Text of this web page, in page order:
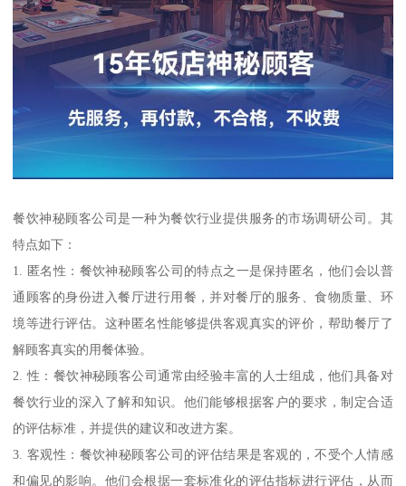
餐饮神秘顾客公司是一种为餐饮行业提供服务的市场调研公司。其
特点如下：
1. 匿名性：餐饮神秘顾客公司的特点之一是保持匿名，他们会以普
通顾客的身份进入餐厅进行用餐，并对餐厅的服务、食物质量、环
境等进行评估。这种匿名性能够提供客观真实的评价，帮助餐厅了
解顾客真实的用餐体验。
2. 性：餐饮神秘顾客公司通常由经验丰富的人士组成，他们具备对
餐饮行业的深入了解和知识。他们能够根据客户的要求，制定合适
的评估标准，并提供的建议和改进方案。
3. 客观性：餐饮神秘顾客公司的评估结果是客观的，不受个人情感
和偏见的影响。他们会根据一套标准化的评估指标进行评估，从而